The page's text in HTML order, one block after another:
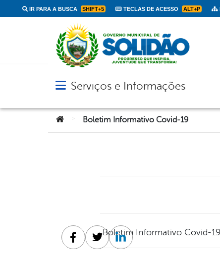
IR PARA A BUSCA SHIFT+5 TECLAS DE ACESSO ALT+P
Abrir menu principal de navegação
Serviços e Informações
Você está aqui:Boletim Informativo Covid-19
Boletim Informativo Covid-
Facebook
TwitterLinkedin